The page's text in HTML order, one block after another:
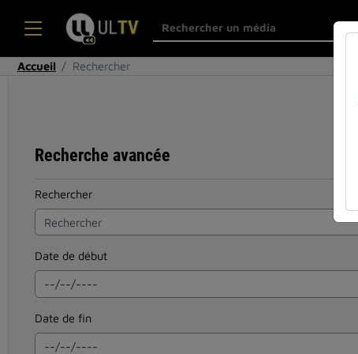
Accueil Rechercher
Recherche avancée
Rechercher
Date de début
Date de fin